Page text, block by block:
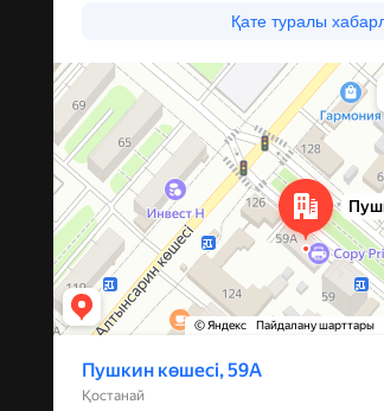
Костанай
Улица Пушкина, 59А — Яндекс Карты